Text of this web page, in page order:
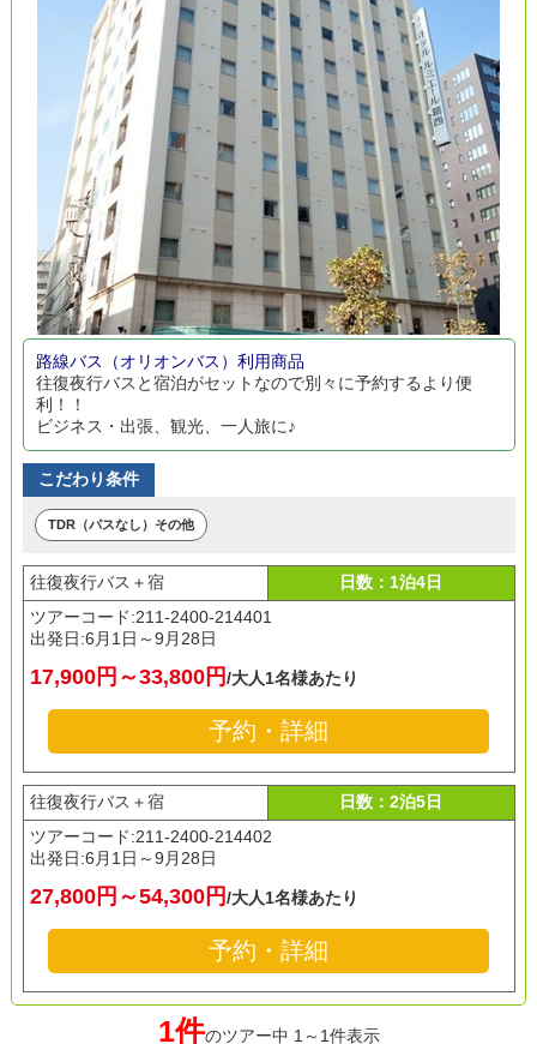
路線バス（オリオンバス）利用商品
往復夜行バスと宿泊がセットなので別々に予約するより便
利！！
ビジネス・出張、観光、一人旅に♪
こだわり条件
TDR（パスなし）その他
往復夜行バス＋宿
日数：1泊4日
ツアーコード:211-2400-214401
出発日:6月1日～9月28日
17,900円～33,800円/大人1名様あたり
予約・詳細
往復夜行バス＋宿
日数：2泊5日
ツアーコード:211-2400-214402
出発日:6月1日～9月28日
27,800円～54,300円/大人1名様あたり
予約・詳細
1件のツアー中 1～1件表示